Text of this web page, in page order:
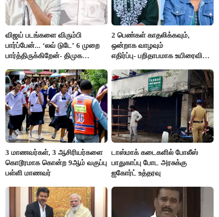
விஜய் படங்களை விரும்பி
பார்ப்பேன்... ‘லவ் டுடே’ 6 முறை
பார்த்திருக்கிறேன்- திமுக
2 பெண்கள் காதலிக்கவும்,
ஒன்றாக வாழவும்
எதிர்ப்பு- பறிதாபமாக உயிரைவிட்ட
3 மாணவர்கள், 3 ஆசிரியர்களை
கொடூரமாக கொன்ற 9ஆம் வகுப்பு
பள்ளி மாணவர்
டாஸ்மாக் கடைகளில் போலீஸ்
பாதுகாப்பு போட அரசுக்கு
ஐகோர்ட் உத்தரவு